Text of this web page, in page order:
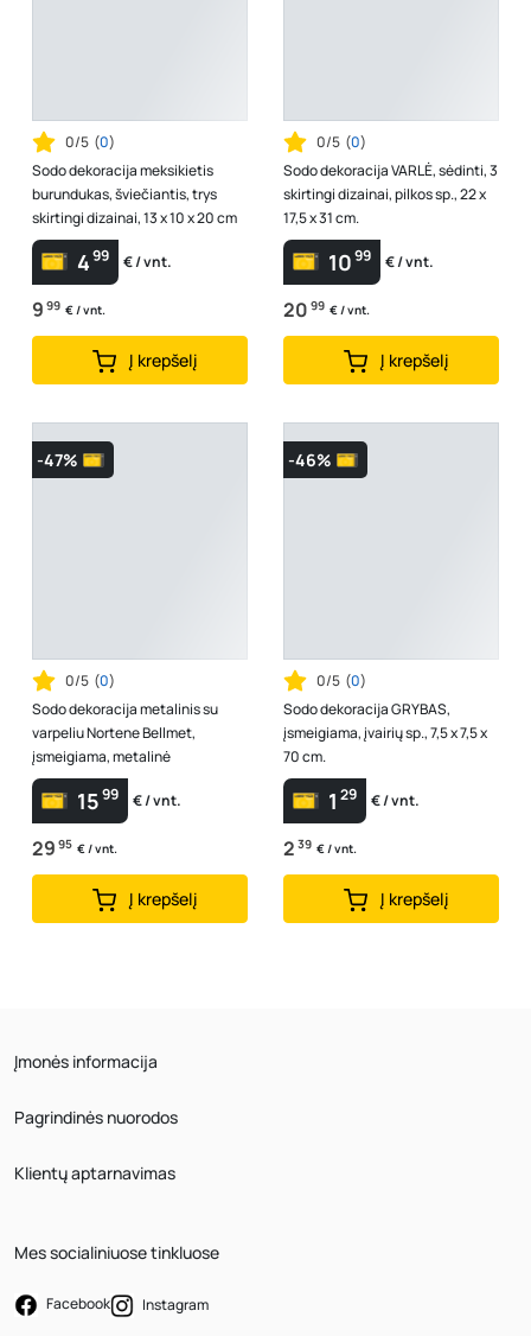
0/5 (0)
Sodo dekoracija meksikietis
burundukas, šviečiantis, trys
skirtingi dizainai, 13 x 10 x 20 cm
499 € / vnt.
9 99 € / vnt.
Į krepšelį
0/5 (0)
Sodo dekoracija VARLĖ, sėdinti, 3
skirtingi dizainai, pilkos sp., 22 x
17,5 x 31 cm.
1099 € / vnt.
20 99 € / vnt.
Į krepšelį
-47%
0/5 (0)
Sodo dekoracija metalinis su
varpeliu Nortene Bellmet,
įsmeigiama, metalinė
1599 € / vnt.
29 95 € / vnt.
Į krepšelį
-46%
0/5 (0)
Sodo dekoracija GRYBAS,
įsmeigiama, įvairių sp., 7,5 x 7,5 x
70 cm.
1 29 € / vnt.
2 39 € / vnt.
Į krepšelį
Įmonės informacija
Pagrindinės nuorodos
Klientų aptarnavimas
Mes socialiniuose tinkluose
Facebook Instagram